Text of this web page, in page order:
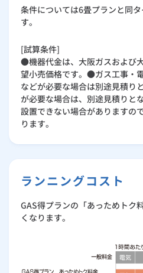
条件については6畳プランと同
す。
[試算条件]
●機器代金は、大阪ガスおよび
望小売価格です。●ガス工事・
などが必要な場合は別途見積
が必要な場合は、別途見積りと
設置できない場合がありますの
ります。
ランニングコスト
GAS得プランの「あっためトク
くなります。